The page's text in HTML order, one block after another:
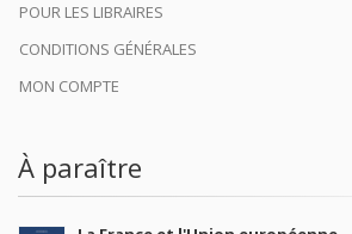
POUR LES LIBRAIRES
CONDITIONS GÉNÉRALES
MON COMPTE
À paraître